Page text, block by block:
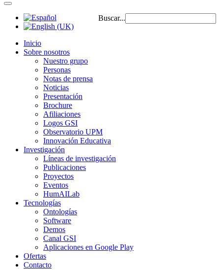
Buscar...
Inicio
Sobre nosotros
Nuestro grupo
Personas
Notas de prensa
Noticias
Presentación
Brochure
Afiliaciones
Logos GSI
Observatorio UPM
Innovación Educativa
Investigación
Líneas de investigación
Publicaciones
Proyectos
Eventos
HumAILab
Tecnologías
Ontologías
Software
Demos
Canal GSI
Aplicaciones en Google Play
Ofertas
Contacto